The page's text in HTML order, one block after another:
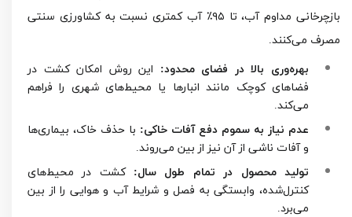
بازچرخانی مداوم آب، تا ۹۵٪ آب کمتری نسبت به کشاورزی سنتی
مصرف می‌کنند.
بهره‌وری بالا در فضای محدود: این روش امکان کشت در
فضاهای کوچک مانند انبارها یا محیط‌های شهری را فراهم
می‌کند.
عدم نیاز به سموم دفع آفات خاکی: با حذف خاک، بیماری‌ها
و آفات ناشی از آن نیز از بین می‌روند.
تولید محصول در تمام طول سال: کشت در محیط‌های
کنترل‌شده، وابستگی به فصل و شرایط آب و هوایی را از بین
می‌برد.